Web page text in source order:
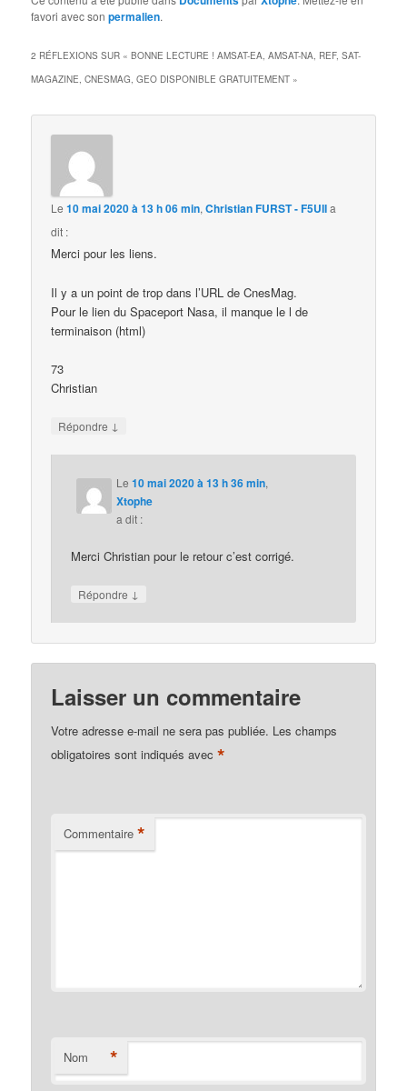
favori avec sonpermalien.
2 RÉFLEXIONS SUR «BONNE LECTURE ! AMSAT-EA, AMSAT-NA, REF, SAT-
MAGAZINE, CNESMAG, GEO DISPONIBLE GRATUITEMENT »
Le10 mai 2020 à 13 h 06 min,Christian FURST - F5UIIa
dit :
Merci pour les liens.
Il y a un point de trop dans l’URL de CnesMag.
Pour le lien du Spaceport Nasa, il manque le l de
terminaison (html)
73
Christian
Répondre ↓
Le10 mai 2020 à 13 h 36 min,
Xtophe
a dit :
Merci Christian pour le retour c’est corrigé.
Répondre ↓
Laisser un commentaire
Votre adresse e-mail ne sera pas publiée. Les champs
obligatoires sont indiqués avec*
Commentaire *
Nom *